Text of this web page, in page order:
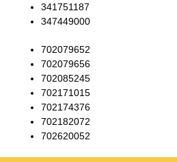
341751187
347449000
702079652
702079656
702085245
702171015
702174376
702182072
702620052